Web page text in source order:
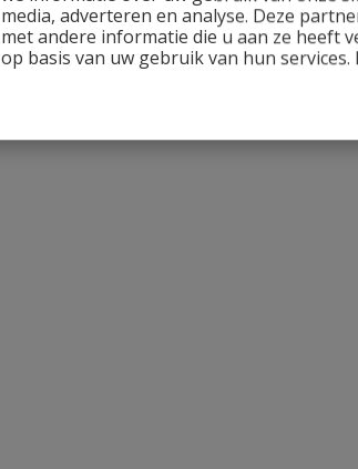
media, adverteren en analyse. Deze
met andere informatie die u aan ze heeft
op basis van uw gebruik van hun services.